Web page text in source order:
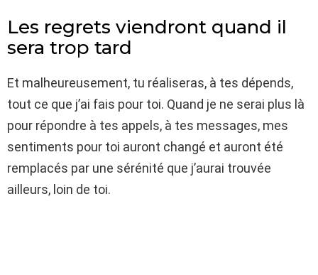
Les regrets viendront quand il
sera trop tard
Et malheureusement, tu réaliseras, à tes dépends,
tout ce que j’ai fais pour toi. Quand je ne serai plus là
pour répondre à tes appels, à tes messages, mes
sentiments pour toi auront changé et auront été
remplacés par une sérénité que j’aurai trouvée
ailleurs, loin de toi.